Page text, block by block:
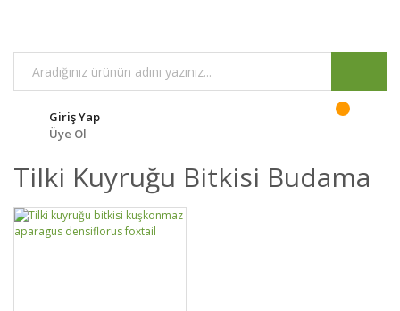
Giriş Yap
Üye Ol
Tilki Kuyruğu Bitkisi Budama